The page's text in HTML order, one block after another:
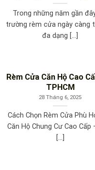
Trong những năm gần
trường rèm cửa ngày càng
đa dạng [...]
Rèm Cửa Căn Hộ Cao
TPHCM
28 Tháng 6, 2025
Cách Chọn Rèm Cửa Phù
Căn Hộ Chung Cư Cao Cấp
[...]